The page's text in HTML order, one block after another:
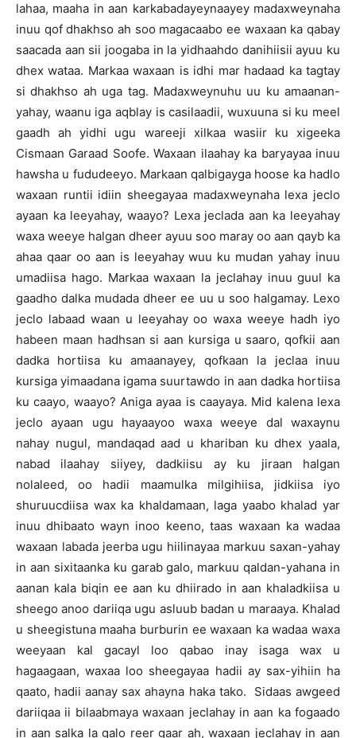
lahaa, maaha in aan karkabadayeynaayey madaxweynaha
inuu qof dhakhso ah soo magacaabo ee waxaan ka qabay
saacada aan sii joogaba in la yidhaahdo danihiisii ayuu ku
dhex wataa. Markaa waxaan is idhi mar hadaad ka tagtay
si dhakhso ah uga tag. Madaxweynuhu uu ku amaanan-
yahay, waanu iga aqblay is casilaadii, wuxuuna si ku meel
gaadh ah yidhi ugu wareeji xilkaa wasiir ku xigeeka
Cismaan Garaad Soofe. Waxaan ilaahay ka baryayaa inuu
hawsha u fududeeyo. Markaan qalbigayga hoose ka hadlo
waxaan runtii idiin sheegayaa madaxweynaha lexa jeclo
ayaan ka leeyahay, waayo? Lexa jeclada aan ka leeyahay
waxa weeye halgan dheer ayuu soo maray oo aan qayb ka
ahaa qaar oo aan is leeyahay wuu ku mudan yahay inuu
umadiisa hago. Markaa waxaan la jeclahay inuu guul ka
gaadho dalka mudada dheer ee uu u soo halgamay. Lexo
jeclo labaad waan u leeyahay oo waxa weeye hadh iyo
habeen maan hadhsan si aan kursiga u saaro, qofkii aan
dadka hortiisa ku amaanayey, qofkaan la jeclaa inuu
kursiga yimaadana igama suurtawdo in aan dadka hortiisa
ku caayo, waayo? Aniga ayaa is caayaya. Mid kalena lexa
jeclo ayaan ugu hayaayoo waxa weeye dal waxaynu
nahay nugul, mandaqad aad u khariban ku dhex yaala,
nabad ilaahay siiyey, dadkiisu ay ku jiraan halgan
nolaleed, oo hadii maamulka milgihiisa, jidkiisa iyo
shuruucdiisa wax ka khaldamaan, laga yaabo khalad yar
inuu dhibaato wayn inoo keeno, taas waxaan ka wadaa
waxaan labada jeerba ugu hiilinayaa markuu saxan-yahay
in aan sixitaanka ku garab galo, markuu qaldan-yahana in
aanan kala biqin ee aan ku dhiirado in aan khaladkiisa u
sheego anoo dariiqa ugu asluub badan u maraaya. Khalad
u sheegistuna maaha burburin ee waxaan ka wadaa waxa
weeyaan kal gacayl loo qabao inay isaga wax u
hagaagaan, waxaa loo sheegayaa hadii ay sax-yihiin ha
qaato, hadii aanay sax ahayna haka tako. Sidaas awgeed
dariiqaa ii bilaabmaya waxaan jeclahay in aan ka fogaado
in aan salka la galo reer gaar ah, waxaan jeclahay in aan